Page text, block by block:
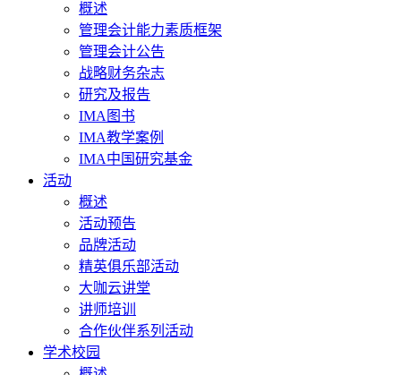
概述
管理会计能力素质框架
管理会计公告
战略财务杂志
研究及报告
IMA图书
IMA教学案例
IMA中国研究基金
活动
概述
活动预告
品牌活动
精英俱乐部活动
大咖云讲堂
讲师培训
合作伙伴系列活动
学术校园